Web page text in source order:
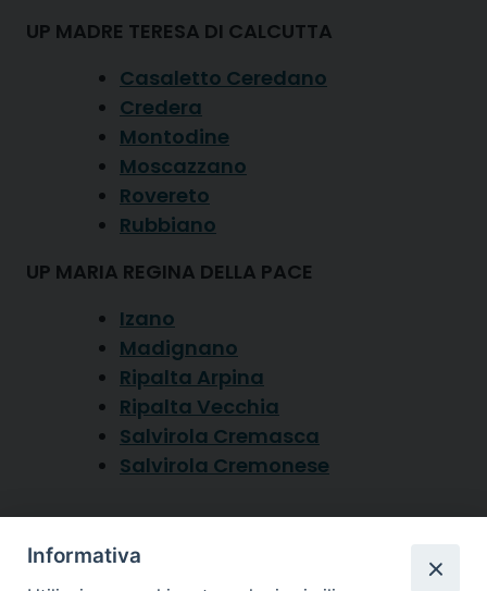
UP MADRE TERESA DI CALCUTTA
Casaletto Ceredano
Credera
Montodine
Moscazzano
Rovereto
Rubbiano
UP MARIA REGINA DELLA PACE
Izano
Madignano
Ripalta Arpina
Ripalta Vecchia
Salvirola Cremasca
Salvirola Cremonese
Informativa